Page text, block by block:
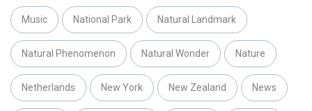
Music National Park Natural Landmark
Natural Phenomenon Natural Wonder Nature
Netherlands New York New Zealand News